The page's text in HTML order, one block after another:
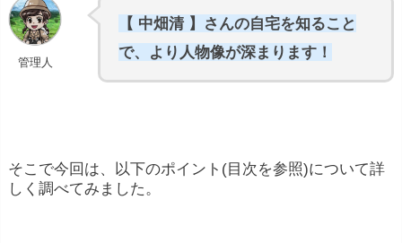
管理人
【 中畑清 】さんの自宅を知ること
で、より人物像が深まります！
そこで今回は、以下のポイント(目次を参照)について詳
しく調べてみました。